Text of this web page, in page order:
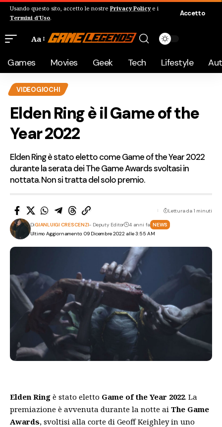
Usando questo sito, accetto le nostre Privacy Policye i
Termini d'Uso.
Accetto
Aa
Games Movies Geek Tech Lifestyle
VIDEOGIOCHI
Elden Ring è il Game of the
Year 2022
Elden Ring è stato eletto come Game of the Year 2022
durante la serata dei The Game Awards svoltasi in
nottata. Non si tratta del solo premio.
Ultimo Aggiornamento: 09 Dicembre 2022 alle 3:55 AM
DiGIANLUIGI CRESCENZI- Deputy Editor 4 anni fa NEWS
Lettura da 1 minuti
Elden Ring è stato eletto Game of the Year 2022. La
premiazione è avvenuta durante la notte ai The Game
Awards, svoltisi alla corte di Geoff Keighley in uno